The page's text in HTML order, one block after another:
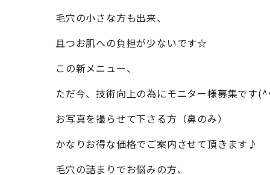
毛穴の小さな方も出来、
且つお肌への負担が少ないです☆
この新メニュー、
ただ今、技術向上の為にモニター様募集です
お写真を撮らせて下さる方（鼻のみ）
かなりお得な価格でご案内させて頂きます♪
毛穴の詰まりでお悩みの方、